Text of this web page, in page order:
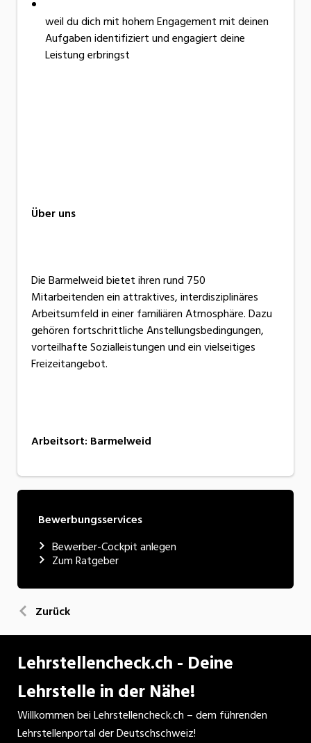
weil du dich mit hohem Engagement mit deinen
Aufgaben identifiziert und engagiert deine
Leistung erbringst
Über uns
Die Barmelweid bietet ihren rund 750
Mitarbeitenden ein attraktives, interdisziplinäres
Arbeitsumfeld in einer familiären Atmosphäre. Dazu
gehören fortschrittliche Anstellungsbedingungen,
vorteilhafte Sozialleistungen und ein vielseitiges
Freizeitangebot.
Arbeitsort: Barmelweid
Bewerbungsservices
Bewerber-Cockpit anlegen
Zum Ratgeber
Zurück
Lehrstellencheck.ch - Deine
Lehrstelle in der Nähe!
Willkommen bei Lehrstellencheck.ch – dem führenden
Lehrstellenportal der Deutschschweiz!